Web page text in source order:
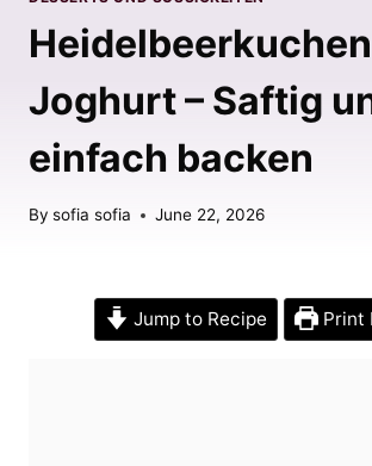
Joghurt – Saftig
einfach backen
By sofia sofia June 22, 2026
Jump to Recipe Print